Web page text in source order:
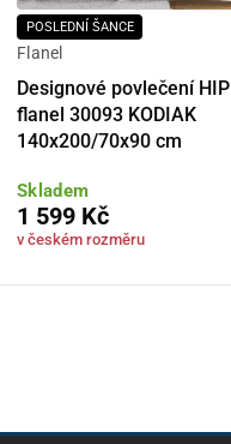
POSLEDNÍ ŠANCE
Flanel
Designové povlečení HIP
flanel 30093 KODIAK
140x200/70x90 cm
Skladem
1 599 Kč
v českém rozměru